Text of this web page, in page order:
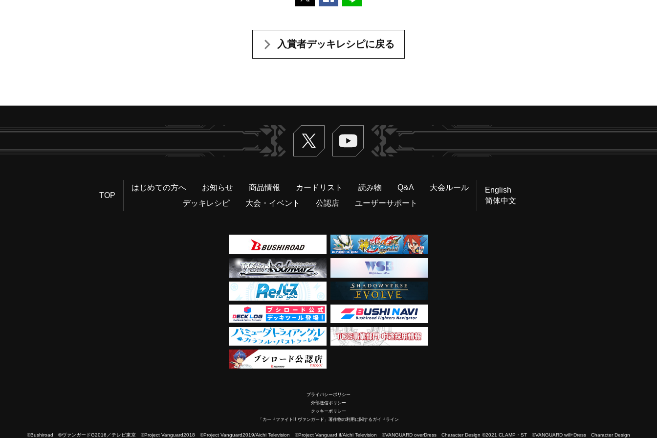
入賞者デッキレシピに戻る
Twitter ヴァンガードch
TOP
はじめての方へ お知らせ 商品情報 カードリスト 読み物 Q&A
大会ルール
デッキレシピ
大会・イベント 公認店 ユーザーサポート
English
简体中文
プライバシーポリシー
外部送信ポリシー
クッキーポリシー
「カードファイト!! ヴァンガード」著作物の利用に関するガイドライン
©Bushiroad ©ヴァンガードG2016／テレビ東京 ©Project Vanguard2018 ©Project Vanguard2019/Aichi Television ©Project Vanguard if/Aichi Television ©VANGUARD overDress Character Design ©2021 CLAMP・ST ©VANGUARD will+Dress Character Design